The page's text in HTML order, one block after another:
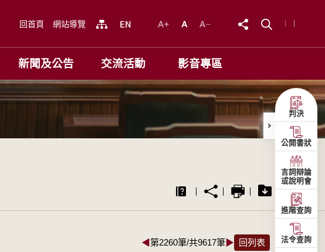
回首頁 網站導覽
新聞及公告 交流活動 影音專區
◀第2260筆/共9617筆▶ 回列表
判決
公開書狀
言詞辯論
或說明會
進階查詢
法令查詢